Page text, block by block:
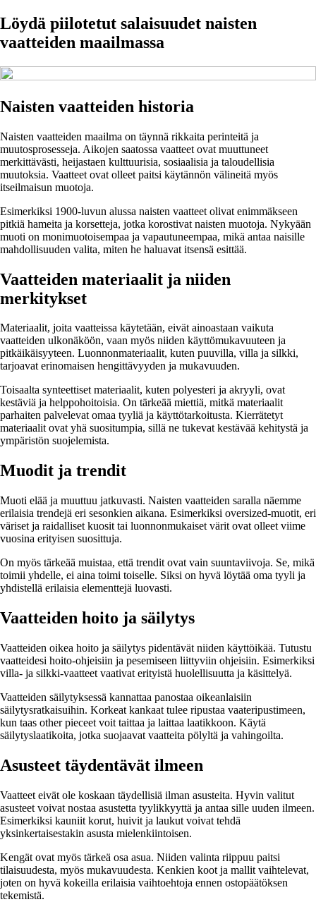
Löydä piilotetut salaisuudet naisten
vaatteiden maailmassa
Naisten vaatteiden historia
Naisten vaatteiden maailma on täynnä rikkaita perinteitä ja
muutosprosesseja. Aikojen saatossa vaatteet ovat muuttuneet
merkittävästi, heijastaen kulttuurisia, sosiaalisia ja taloudellisia
muutoksia. Vaatteet ovat olleet paitsi käytännön välineitä myös
itseilmaisun muotoja.
Esimerkiksi 1900-luvun alussa naisten vaatteet olivat enimmäkseen
pitkiä hameita ja korsetteja, jotka korostivat naisten muotoja. Nykyään
muoti on monimuotoisempaa ja vapautuneempaa, mikä antaa naisille
mahdollisuuden valita, miten he haluavat itsensä esittää.
Vaatteiden materiaalit ja niiden
merkitykset
Materiaalit, joita vaatteissa käytetään, eivät ainoastaan vaikuta
vaatteiden ulkonäköön, vaan myös niiden käyttömukavuuteen ja
pitkäikäisyyteen. Luonnonmateriaalit, kuten puuvilla, villa ja silkki,
tarjoavat erinomaisen hengittävyyden ja mukavuuden.
Toisaalta synteettiset materiaalit, kuten polyesteri ja akryyli, ovat
kestäviä ja helppohoitoisia. On tärkeää miettiä, mitkä materiaalit
parhaiten palvelevat omaa tyyliä ja käyttötarkoitusta. Kierrätetyt
materiaalit ovat yhä suositumpia, sillä ne tukevat kestävää kehitystä ja
ympäristön suojelemista.
Muodit ja trendit
Muoti elää ja muuttuu jatkuvasti. Naisten vaatteiden saralla näemme
erilaisia trendejä eri sesonkien aikana. Esimerkiksi oversized-muotit, eri
väriset ja raidalliset kuosit tai luonnonmukaiset värit ovat olleet viime
vuosina erityisen suosittuja.
On myös tärkeää muistaa, että trendit ovat vain suuntaviivoja. Se, mikä
toimii yhdelle, ei aina toimi toiselle. Siksi on hyvä löytää oma tyyli ja
yhdistellä erilaisia elementtejä luovasti.
Vaatteiden hoito ja säilytys
Vaatteiden oikea hoito ja säilytys pidentävät niiden käyttöikää. Tutustu
vaatteidesi hoito-ohjeisiin ja pesemiseen liittyviin ohjeisiin. Esimerkiksi
villa- ja silkki-vaatteet vaativat erityistä huolellisuutta ja käsittelyä.
Vaatteiden säilytyksessä kannattaa panostaa oikeanlaisiin
säilytysratkaisuihin. Korkeat kankaat tulee ripustaa vaateripustimeen,
kun taas other pieceet voit taittaa ja laittaa laatikkoon. Käytä
säilytyslaatikoita, jotka suojaavat vaatteita pölyltä ja vahingoilta.
Asusteet täydentävät ilmeen
Vaatteet eivät ole koskaan täydellisiä ilman asusteita. Hyvin valitut
asusteet voivat nostaa asustetta tyylikkyyttä ja antaa sille uuden ilmeen.
Esimerkiksi kauniit korut, huivit ja laukut voivat tehdä
yksinkertaisestakin asusta mielenkiintoisen.
Kengät ovat myös tärkeä osa asua. Niiden valinta riippuu paitsi
tilaisuudesta, myös mukavuudesta. Kenkien koot ja mallit vaihtelevat,
joten on hyvä kokeilla erilaisia vaihtoehtoja ennen ostopäätöksen
tekemistä.